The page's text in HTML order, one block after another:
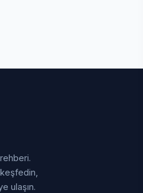
ulaşın.